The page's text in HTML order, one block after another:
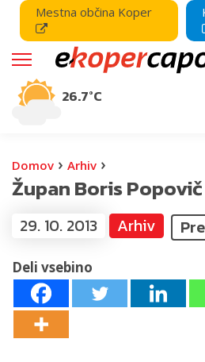
Mestna občina Koper
26.7°C
Domov › Arhiv ›
Župan Boris Popovič
29. 10. 2013 Arhiv
Deli vsebino